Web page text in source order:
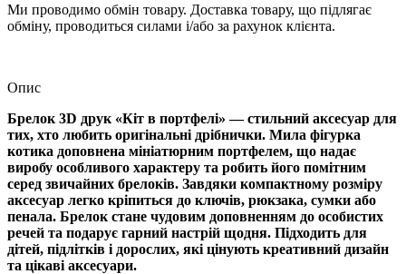
Ми проводимо обмін товару. Доставка товару, що підлягає
обміну, проводиться силами і/або за рахунок клієнта.
Опис
Брелок 3D друк «Кіт в портфелі» — стильний аксесуар для
тих, хто любить оригінальні дрібнички. Мила фігурка
котика доповнена мініатюрним портфелем, що надає
виробу особливого характеру та робить його помітним
серед звичайних брелоків. Завдяки компактному розміру
аксесуар легко кріпиться до ключів, рюкзака, сумки або
пенала. Брелок стане чудовим доповненням до особистих
речей та подарує гарний настрій щодня. Підходить для
дітей, підлітків і дорослих, які цінують креативний дизайн
та цікаві аксесуари.